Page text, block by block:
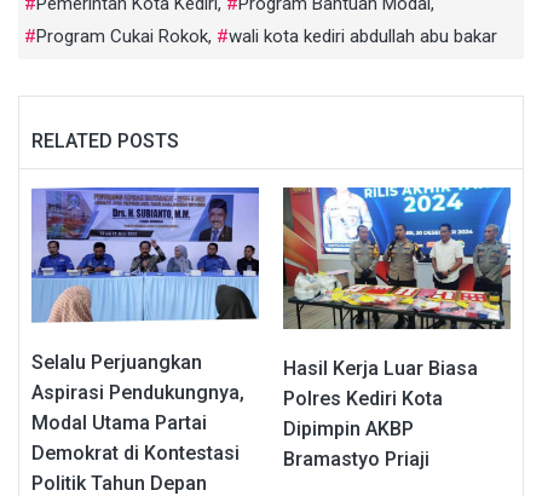
Program Cukai Rokok, wali kota kediri abdullah abu bakar
RELATED POSTS
Selalu Perjuangkan
Aspirasi Pendukungnya,
Modal Utama Partai
Demokrat di Kontestasi
Politik Tahun Depan
Hasil Kerja Luar Biasa
Polres Kediri Kota
Dipimpin AKBP
Bramastyo Priaji